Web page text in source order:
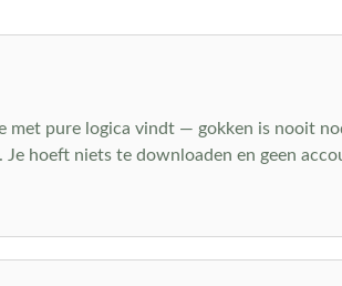
met pure logica vindt — gokken is nooit
hoeft niets te downloaden en geen